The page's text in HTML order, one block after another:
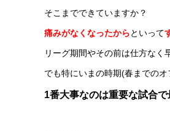
そこまでできていますか？
痛みがなくなったからといって
リーグ期間やその前は仕方なく
でも特にいまの時期(春までの
1番大事なのは重要な試合